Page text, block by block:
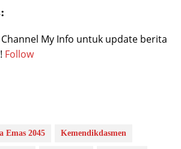
My Info untuk update berita
Follow
Emas 2045 Kemendikdasmen